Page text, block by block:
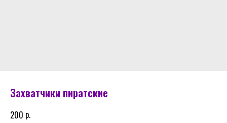
Захватчики пиратские
200 р.